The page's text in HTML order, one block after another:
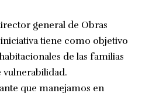
general de Obras
tiene como objetivo
de las familias
vulnerabilidad.
que manejamos en